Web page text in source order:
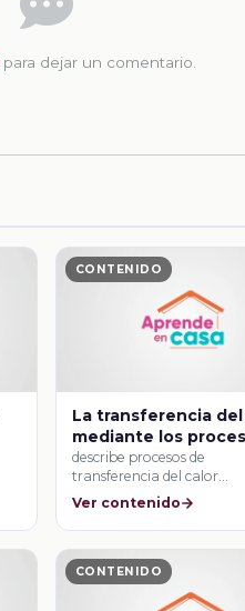
para dejar un comentario.
CONTENIDO
La transferencia
mediante los
conducción y
describe procesos de
transferencia del calor
conducción y convección
algunos materiales …
Ver contenido
CONTENIDO